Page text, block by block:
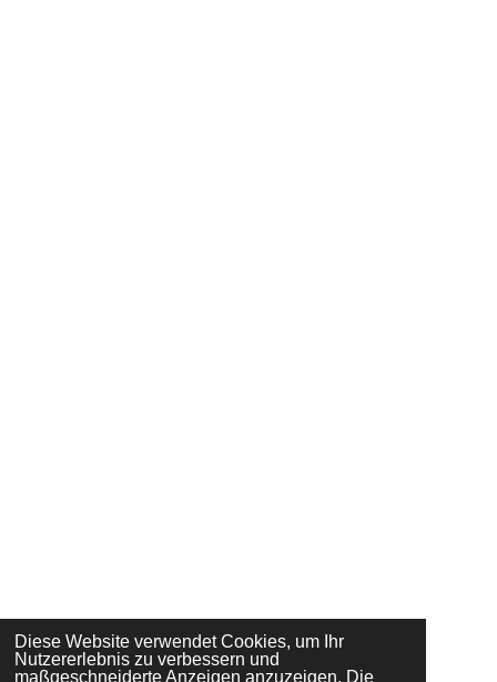
Diese Website verwendet Cookies, um Ihr
Nutzererlebnis zu verbessern und
maßgeschneiderte Anzeigen anzuzeigen. Die